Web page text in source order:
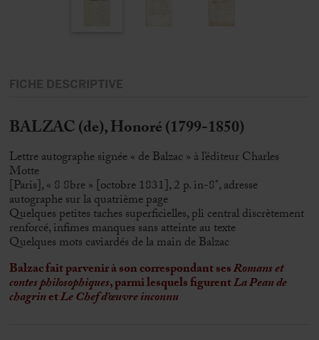
FICHE DESCRIPTIVE
BALZAC (de), Honoré (1799-1850)
Lettre autographe signée « de Balzac » à l’éditeur Charles
Motte
[Paris], « 8 8bre » [octobre 1831], 2 p. in-8°, adresse
autographe sur la quatrième page
Quelques petites taches superficielles, pli central discrètement
renforcé, infimes manques sans atteinte au texte
Quelques mots caviardés de la main de Balzac
Balzac fait parvenir à son correspondant sesRomans et
contes philosophiques, parmi lesquels figurentLa Peau de
chagrinetLe Chef d’œuvre inconnu